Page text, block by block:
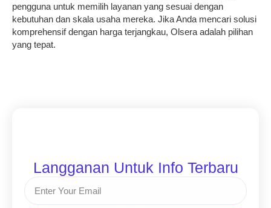
pengguna untuk memilih layanan yang sesuai dengan
kebutuhan dan skala usaha mereka. Jika Anda mencari solusi
komprehensif dengan harga terjangkau, Olsera adalah pilihan
yang tepat.
Langganan Untuk Info Terbaru